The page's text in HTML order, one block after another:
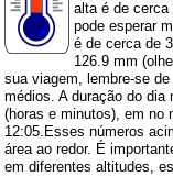
alta é de
pode esperar
é de cerca de
126.9 mm (
sua viagem, lembre-se
médios. A duração do
(horas e minutos), em no
12:05.Esses números
área ao redor. É
em diferentes altitudes,